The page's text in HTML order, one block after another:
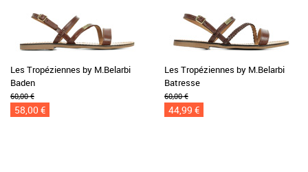
Les Tropéziennes by M.Belarbi
Baden
60,00 €
58,00 €
Les Tropéziennes by M.Belarbi
Batresse
60,00 €
44,99 €